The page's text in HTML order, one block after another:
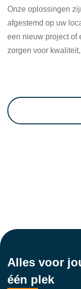
Onze oplossingen
afgestemd op uw
een nieuw project of
zorgen voor
Alles voor
één plek